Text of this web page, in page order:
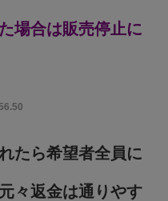
場合は販売停止に
たら希望者全員に
々返金は通りやす